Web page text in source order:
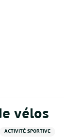
vélos
ACTIVITÉ SPORTIVE